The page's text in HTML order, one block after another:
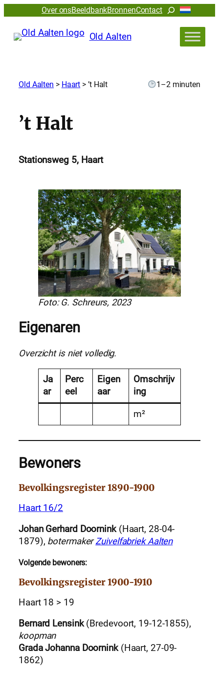
Over onsBeeldbankBronnenContactZoeken
Old Aalten
Old Aalten > Haart > ’t Halt 1–2 minuten
’t Halt
Stationsweg 5, Haart
Foto: G. Schreurs, 2023
Eigenaren
Overzicht is niet volledig.
Ja
ar
Perc
eel
Eigen
aar
Omschrijv
ing
m²
Bewoners
Bevolkingsregister 1890-1900
Haart 16/2
Johan Gerhard Doornink(Haart, 28-04-
1879), botermakerZuivelfabriek Aalten
Volgende bewoners:
Bevolkingsregister 1900-1910
Haart 18 > 19
Bernard Lensink(Bredevoort, 19-12-1855),
koopman
Grada Johanna Doornink(Haart, 27-09-
1862)